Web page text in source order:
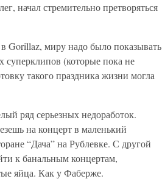
начал стремительно претворяться
Gorillaz, миру надо было показывать
суперклипов (которые пока не
такого праздника жизни могла
ряд серьезных недоработок.
на концерт в маленький
“Дача” на Рублевке. С другой
к банальным концертам,
яйца. Как у Фаберже.